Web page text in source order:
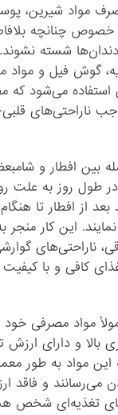
مواد شیرین،
خصوص چنانچه
شسته نشوند.
گوش فیل و مواد
استفاده می‌شود که
ناراحتی‌های
بین افطار و
طول روز به علت
بعد از افطار تا
این کار منجر
ناراحتی‌های
کافی و با کیفیت
مواد مصرفی خود
بالا و دارای ارزش
این مواد به طور
می‌رسانند و فاقد
تغذیه‌ای شخص